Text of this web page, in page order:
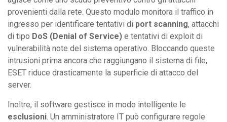
provenienti dalla rete. Questo modulo monitora il traffico in
ingresso per identificare tentativi di port scanning, attacchi
di tipo DoS (Denial of Service) e tentativi di exploit di
vulnerabilità note del sistema operativo. Bloccando queste
intrusioni prima ancora che raggiungano il sistema di file,
ESET riduce drasticamente la superficie di attacco del
server.
Inoltre, il software gestisce in modo intelligente le
esclusioni. Un amministratore IT può configurare regole